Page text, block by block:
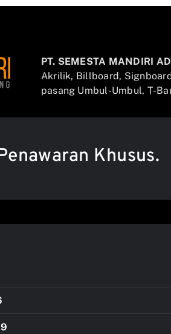
Jakarta
PT. SEMESTA MANDIRI
Akrilik, Billboard,
pasang Umbul-Umbul, T-
Khusus.